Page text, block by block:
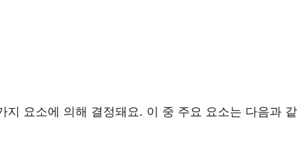
지 요소에 의해 결정돼요. 이 중 주요 요소는 다음과 같